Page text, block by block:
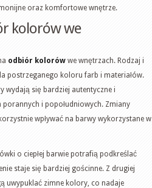
oraz komfortowe wnętrze.
kolorów we
odbiór kolorów we wnętrzach. Rodzaj i
postrzeganego koloru farb i materiałów.
wydają się bardziej autentyczne i
porannych i popołudniowych. Zmiany
wpływać na barwy wykorzystane w
o ciepłej barwie potrafią podkreślać
staje się bardziej gościnne. Z drugiej
uwypuklać zimne kolory, co nadaje